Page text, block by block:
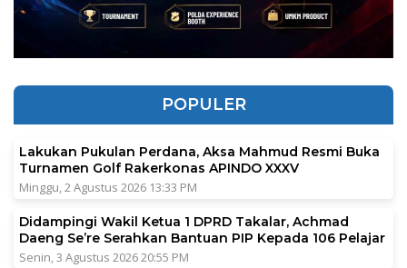
POPULER
Lakukan Pukulan Perdana, Aksa Mahmud Resmi Buka
Turnamen Golf Rakerkonas APINDO XXXV
Minggu, 2 Agustus 2026 13:33 PM
Didampingi Wakil Ketua 1 DPRD Takalar, Achmad
Daeng Se’re Serahkan Bantuan PIP Kepada 106 Pelajar
Senin, 3 Agustus 2026 20:55 PM